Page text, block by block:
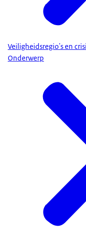
Veiligheidsregio's en
Onderwerp